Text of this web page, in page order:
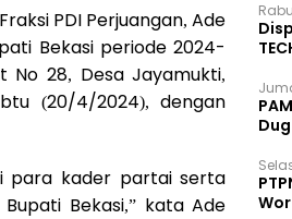
PDI Perjuangan, Ade
Bekasi periode 2024-
No 28, Desa Jayamukti,
(20/4/2024), dengan
para kader partai serta
Bekasi,” kata Ade